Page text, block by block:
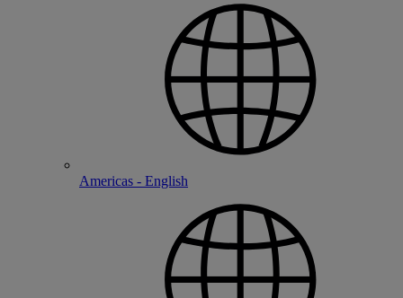
Americas - English